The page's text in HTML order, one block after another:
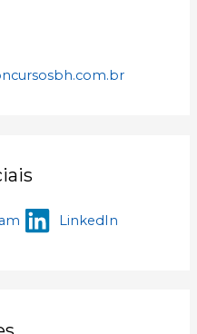
LinkedIn